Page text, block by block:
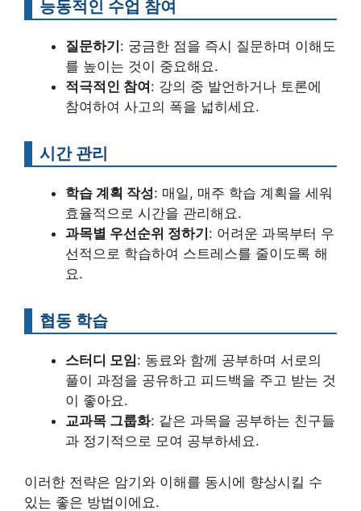
능동적인 수업 참여
질문하기 : 궁금한 점을 즉시 질문하며 이해도
를 높이는 것이 중요해요.
적극적인 참여 : 강의 중 발언하거나 토론에
참여하여 사고의 폭을 넓히세요.
시간 관리
학습 계획 작성: 매일, 매주 학습 계획을 세워
효율적으로 시간을 관리해요.
과목별 우선순위 정하기 : 어려운 과목부터 우
선적으로 학습하여 스트레스를 줄이도록 해
요.
협동 학습
스터디 모임: 동료와 함께 공부하며 서로의
풀이 과정을 공유하고 피드백을 주고 받는 것
이 좋아요.
교과목 그룹화: 같은 과목을 공부하는 친구들
과 정기적으로 모여 공부하세요.
이러한 전략은 암기와 이해를 동시에 향상시킬 수
있는 좋은 방법이에요.